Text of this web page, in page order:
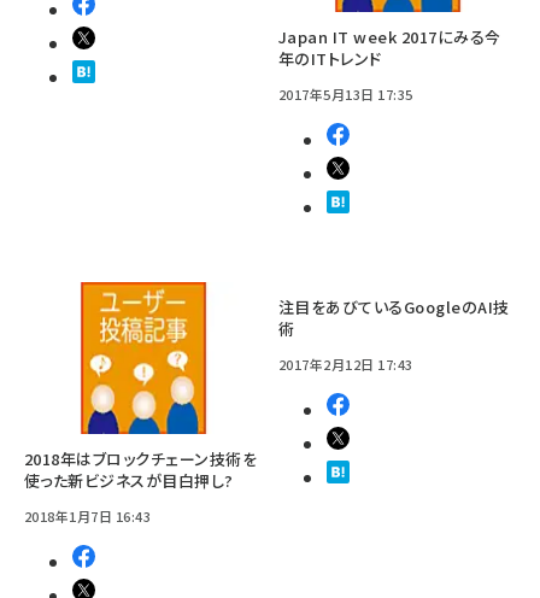
Japan IT week 2017にみる今
年のITトレンド
2017年5月13日 17:35
2018年はブロックチェーン技術を
使った新ビジネスが目白押し?
2018年1月7日 16:43
注目をあびているGoogleのAI技
術
2017年2月12日 17:43